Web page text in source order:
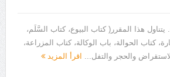
مقرر- الحديث (2). يتناول هذا المقرر( كتاب البيوع، كتاب السَّلَم،
كتاب الحوالة، باب الوكالة، كتاب المزراعة،
والحجر والتفل... اقرأ المزيد